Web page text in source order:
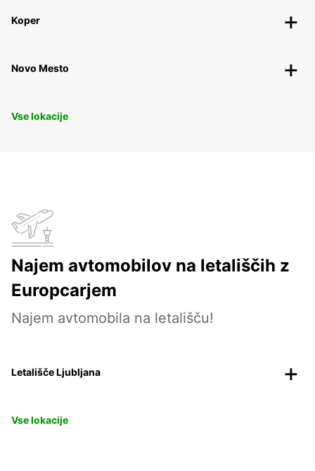
Koper
Novo Mesto
Vse lokacije
Najem avtomobilov na letališčih z
Europcarjem
Najem avtomobila na letališču!
Letališče Ljubljana
Vse lokacije